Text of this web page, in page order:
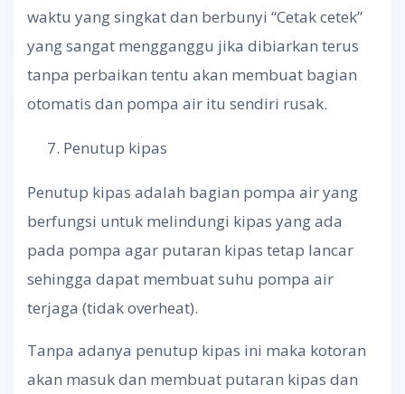
waktu yang singkat dan berbunyi “Cetak cetek”
yang sangat mengganggu jika dibiarkan terus
tanpa perbaikan tentu akan membuat bagian
otomatis dan pompa air itu sendiri rusak.
Penutup kipas
Penutup kipas adalah bagian pompa air yang
berfungsi untuk melindungi kipas yang ada
pada pompa agar putaran kipas tetap lancar
sehingga dapat membuat suhu pompa air
terjaga (tidak overheat).
Tanpa adanya penutup kipas ini maka kotoran
akan masuk dan membuat putaran kipas dan